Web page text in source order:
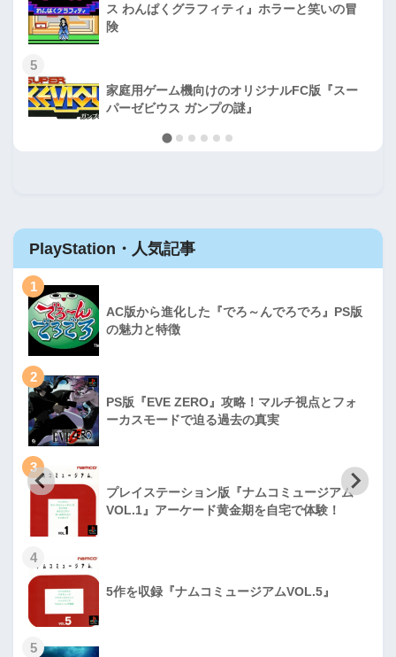
ス わんぱくグラフィティ』ホラーと笑いの冒
険
5
家庭用ゲーム機向けのオリジナルFC版『スー
パーゼビウス ガンプの謎』
PlayStation・人気記事
1
AC版から進化した『でろ～んでろでろ』PS版
の魅力と特徴
2
PS版『EVE ZERO』攻略！マルチ視点とフォ
ーカスモードで迫る過去の真実
3
プレイステーション版『ナムコミュージアム
VOL.1』アーケード黄金期を自宅で体験！
4
5作を収録『ナムコミュージアムVOL.5』
5